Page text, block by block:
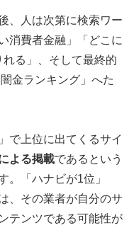
、人は次第に検索ワー
消費者金融」「どこに
る」、そして最終的
金ランキング」へた
で上位に出てくるサイ
よる掲載であるという
。「ハナビが1位」
、その業者が自分のサ
テンツである可能性が